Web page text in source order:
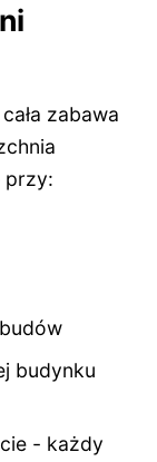
zabawa
przy:
budynku
- każdy